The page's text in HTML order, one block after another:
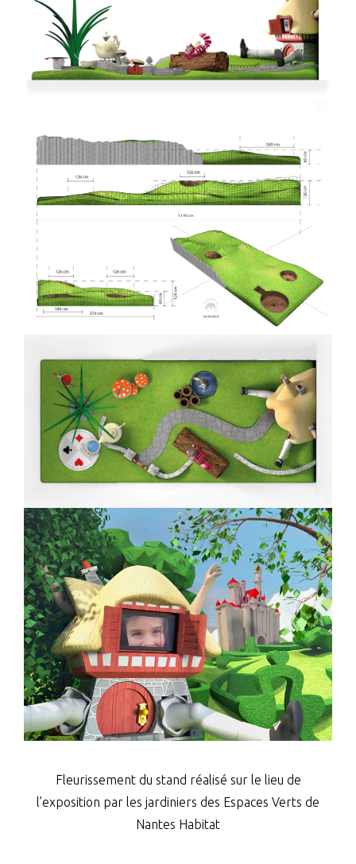
Fleurissement du stand réalisé sur le lieu de
l’exposition par les jardiniers des Espaces Verts de
Nantes Habitat